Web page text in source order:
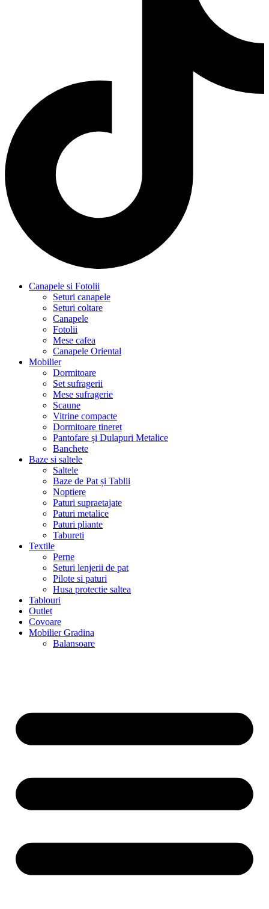
Canapele si Fotolii
Seturi canapele
Seturi coltare
Canapele
Fotolii
Mese cafea
Canapele Oriental
Mobilier
Dormitoare
Set sufragerii
Mese sufragerie
Scaune
Vitrine compacte
Dormitoare tineret
Pantofare și Dulapuri Metalice
Banchete
Baze si saltele
Saltele
Baze de Pat și Tablii
Noptiere
Paturi supraetajate
Paturi metalice
Paturi pliante
Tabureti
Textile
Perne
Seturi lenjerii de pat
Pilote si paturi
Husa protectie saltea
Tablouri
Outlet
Covoare
Mobilier Gradina
Balansoare